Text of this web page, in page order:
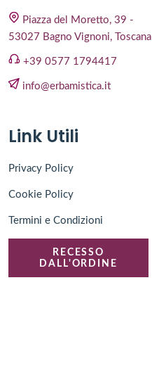
Piazza del Moretto, 39 -
53027 Bagno Vignoni, Toscana
+39 0577 1794417
info@erbamistica.it
Link Utili
Privacy Policy
Cookie Policy
Termini e Condizioni
RECESSO
DALL'ORDINE